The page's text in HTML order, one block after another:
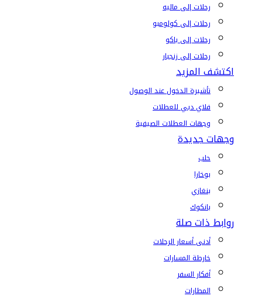
رحلات إلى ماليه
رحلات إلى كولومبو
رحلات إلى باكو
رحلات إلى زنجبار
اكتشف المزيد
تأشيرة الدخول عند الوصول
فلاي دبي للعطلات
وجهات العطلات الصيفية
وجهات جديدة
حلب
بوخارا
بنغازي
بانكوك
روابط ذات صلة
أدنى أسعار الرحلات
خارطة المسارات
أفكار السفر
المطارات